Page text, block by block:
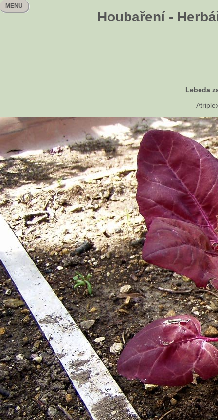
Houbaření -
MENU
Lebeda